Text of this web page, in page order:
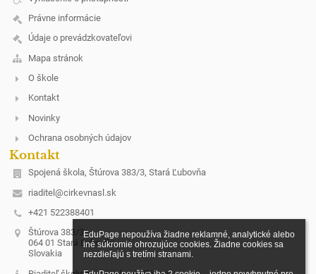
EduPage nepoužíva žiadne reklamné, analytické alebo
iné súkromie ohrozujúce cookies. Žiadne cookies sa
nezdieľajú s tretími stranami.
Právne informácie
Údaje o prevádzkovateľovi
Mapa stránok
O škole
Kontakt
Novinky
Ochrana osobných údajov
Kontakt
Spojená škola, Štúrova 383/3, Stará Ľubovňa
riaditel@cirkevnasl.sk
+421 522388401
Štúrova 383/3
064 01 Stará Ľubovňa
Slovakia